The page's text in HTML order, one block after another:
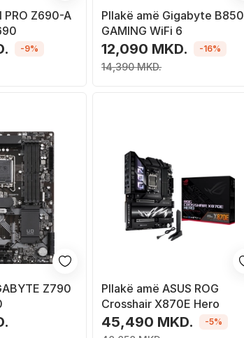
PRO Z690-A
-9%
Pllakë amë Gigabyte B850
GAMING WiFi 6
12,090 MKD.
14,390 MKD.
-16%
Z790
Pllakë amë ASUS ROG
Crosshair X870E Hero
45,490 MKD. -5%